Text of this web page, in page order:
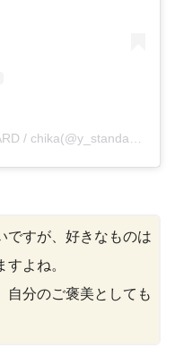
ですが、好きなものは
よね。
自分のご褒美としても